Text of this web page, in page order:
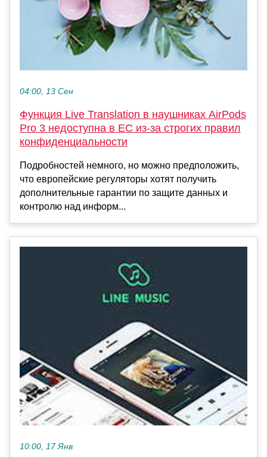
04:00, 13 Сен
Функция Live Translation в наушниках AirPods
Pro 3 недоступна в ЕС из-за строгих правил
конфиденциальности
Подробностей немного, но можно предположить,
что европейские регуляторы хотят получить
дополнительные гарантии по защите данных и
контролю над информ...
10:00, 17 Янв